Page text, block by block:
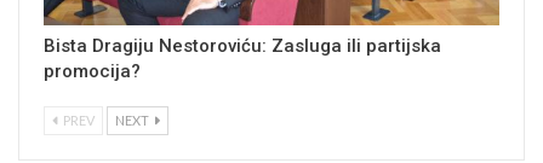
Bista Dragiju Nestoroviću: Zasluga ili partijska
promocija?
PREV NEXT